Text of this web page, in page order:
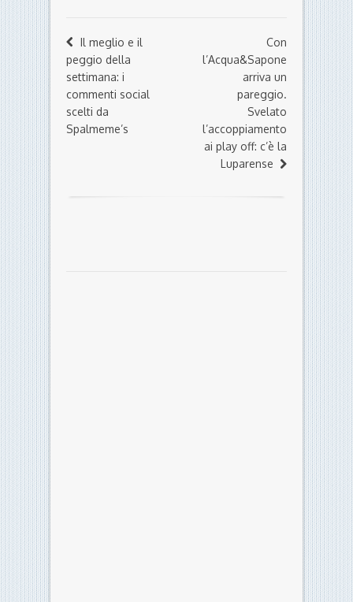
Il meglio e il
peggio della
settimana: i
commenti social
scelti da
Spalmeme’s
Con
l’Acqua&Sapone
arriva un
pareggio.
Svelato
l’accoppiamento
ai play off: c’è la
Luparense